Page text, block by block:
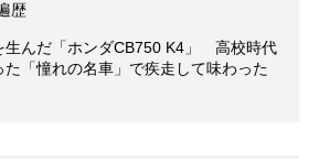
歴
生んだ「ホンダCB750 K4」 高校時代
た「憧れの名車」で疾走して味わった